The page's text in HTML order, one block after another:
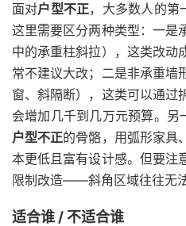
面对户型不正，大多数人的第
这里需要区分两种类型：一是
中的承重柱斜拉），这类改动
常不建议大改；二是非承重墙
窗、斜隔断），这类可以通过
会增加几千到几万元预算。另
户型不正的骨骼，用弧形家具
本更低且富有设计感。但要注
限制改造——斜角区域往往无
适合谁 / 不适合谁